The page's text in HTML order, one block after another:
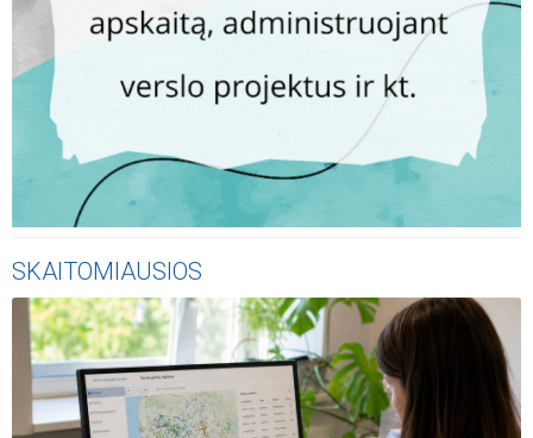
SKAITOMIAUSIOS